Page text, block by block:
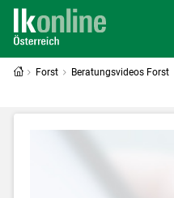
Forst Beratungsvideos Forst